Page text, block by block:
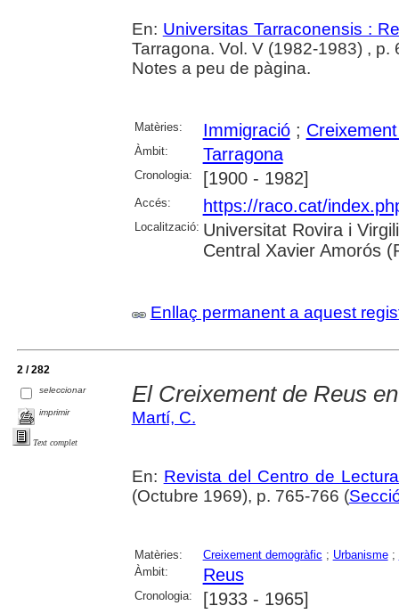
En: Universitas Tarraconensis :
Tarragona. Vol. V (1982-1983) , p.
Notes a peu de pàgina.
Matèries: Immigració;
Àmbit: Tarragona
Cronologia: [1900 - 1982]
Accés: https://raco.cat/
Localització: Universitat Rovira i
Central Xavier Amorós
Enllaç permanent a aquest
2 / 282
seleccionar
imprimir
Text complet
El Creixement de Reus
Martí, C.
En: Revista del Centro de
(Octubre 1969), p. 765-766 (
Matèries: Creixement demogràfic ; Urbanisme;
Àmbit:
Reus
Cronologia: [1933 - 1965]